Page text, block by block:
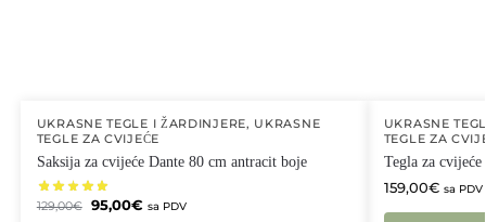
UKRASNE TEGLE I ŽARDINJERE, UKRASNE
TEGLE ZA CVIJEĆE
Saksija za cvijeće Dante 80 cm antracit boje
129,00€ 95,00€ sa PDV
UKRASNE
TEGLE ZA
Tegla za
159,00€ sa PDV